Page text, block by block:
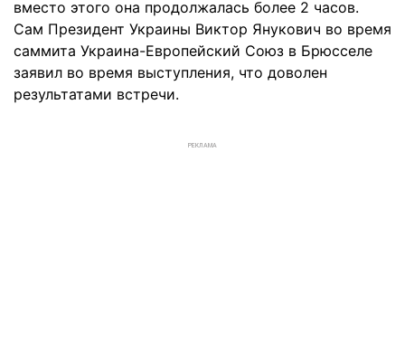
вместо этого она продолжалась более 2 часов.
Сам Президент Украины Виктор Янукович во время
саммита Украина-Европейский Союз в Брюсселе
заявил во время выступления, что доволен
результатами встречи.
РЕКЛАМА